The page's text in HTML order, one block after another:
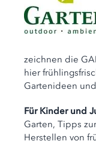
zeichnen die
hier
Gartenideen
Für Kinder und
Garten, Tipps
Herstellen von